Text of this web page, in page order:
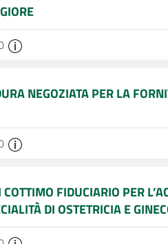
NEGOZIATA PER LA
COTTIMO FIDUCIARIO PER
DI OSTETRICIA E